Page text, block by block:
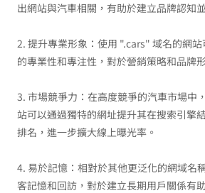
出網站與汽車相關，有助於建立品牌認知
2. 提升專業形象：使用 ".cars" 域名的網
的專業性和專注性，對於營銷策略和品牌
3. 市場競爭力：在高度競爭的汽車市場中
站可以通過獨特的網址提升其在搜索引擎
排名，進一步擴大線上曝光率。
4. 易於記憶：相對於其他更泛化的網域名
客記憶和回訪，對於建立長期用戶關係有